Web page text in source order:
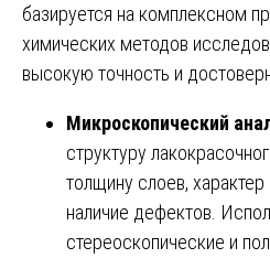
базируется на комплексном
химических методов
высокую точность и
Микроскопический
структуру
толщину слоев,
наличие дефектов.
стереоскопические и